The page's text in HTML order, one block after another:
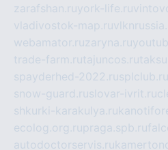
zarafshan.ruyork-life.ru
vladivostok-map.ru
webamator.ruzaryna.ru
trade-farm.rutajuncos.ru
spayderhed-2022.rusplclub.ru
snow-guard.ruslovar-ivrit.ru
shkurki-karakulya.ru
ecolog.org.rupraga.spb.ru
autodoctorservis.ru